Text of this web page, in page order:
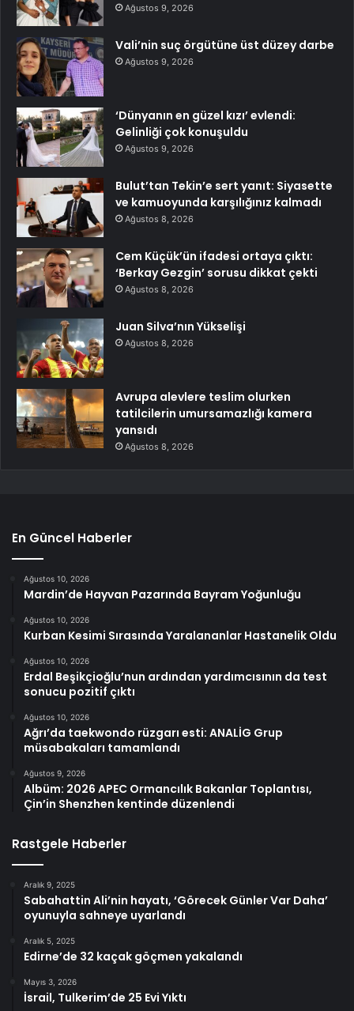
Ağustos 9, 2026
Vali’nin suç örgütüne üst düzey darbe
Ağustos 9, 2026
‘Dünyanın en güzel kızı’ evlendi:
Gelinliği çok konuşuldu
Ağustos 9, 2026
Bulut’tan Tekin’e sert yanıt: Siyasette
ve kamuoyunda karşılığınız kalmadı
Ağustos 8, 2026
Cem Küçük’ün ifadesi ortaya çıktı:
‘Berkay Gezgin’ sorusu dikkat çekti
Ağustos 8, 2026
Juan Silva’nın Yükselişi
Ağustos 8, 2026
Avrupa alevlere teslim olurken
tatilcilerin umursamazlığı kamera
yansıdı
Ağustos 8, 2026
En Güncel Haberler
Ağustos 10, 2026
Mardin’de Hayvan Pazarında Bayram Yoğunluğu
Ağustos 10, 2026
Kurban Kesimi Sırasında Yaralananlar Hastanelik Oldu
Ağustos 10, 2026
Erdal Beşikçioğlu’nun ardından yardımcısının da test
sonucu pozitif çıktı
Ağustos 10, 2026
Ağrı’da taekwondo rüzgarı esti: ANALİG Grup
müsabakaları tamamlandı
Ağustos 9, 2026
Albüm: 2026 APEC Ormancılık Bakanlar Toplantısı,
Çin’in Shenzhen kentinde düzenlendi
Rastgele Haberler
Aralık 9, 2025
Sabahattin Ali’nin hayatı, ‘Görecek Günler Var Daha’
oyunuyla sahneye uyarlandı
Aralık 5, 2025
Edirne’de 32 kaçak göçmen yakalandı
Mayıs 3, 2026
İsrail, Tulkerim’de 25 Evi Yıktı